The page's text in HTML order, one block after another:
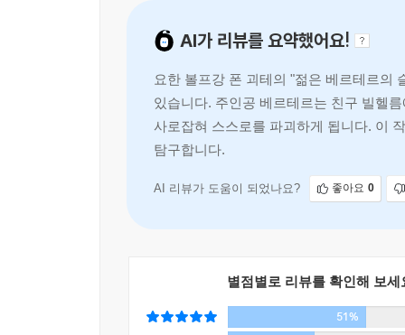
AI가 리뷰를 요약했어요!
요한 볼프강 폰 괴테의 "젊은 베르테르의
있습니다. 주인공 베르테르는 친구 빌헬
사로잡혀 스스로를 파괴하게 됩니다. 이
탐구합니다.
AI 리뷰가 도움이 되었나요? 좋아요 0
별점별로 리뷰를 확인해 보세
51%